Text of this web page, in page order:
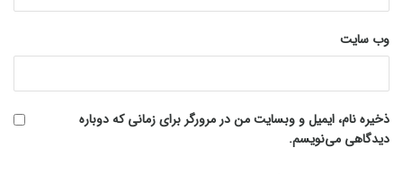
وب‌ سایت
ذخیره نام، ایمیل و وبسایت من در مرورگر برای زمانی که دوباره
دیدگاهی می‌نویسم.